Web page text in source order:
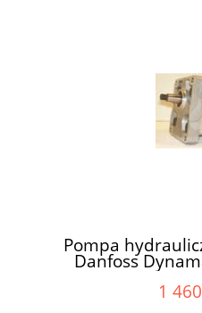
Pompa
Danfoss
20/
1